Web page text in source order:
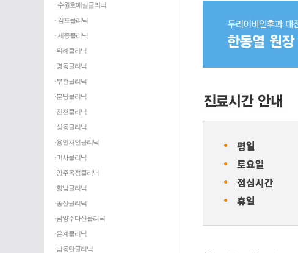
· 수원호매실클리닉
· 김포클리닉
· 세종클리닉
·위례클리닉
·명동클리닉
·부천클리닉
·분당클리닉
·진천클리닉
·성동클리닉
·용인처인클리닉
·미사클리닉
·양주옥정클리닉
·향남클리닉
·송산클리닉
·남양주다산클리닉
·은계클리닉
·남동탄클리닉
ㆍ 평일
ㆍ 토요일
ㆍ 점심시간
ㆍ 휴일